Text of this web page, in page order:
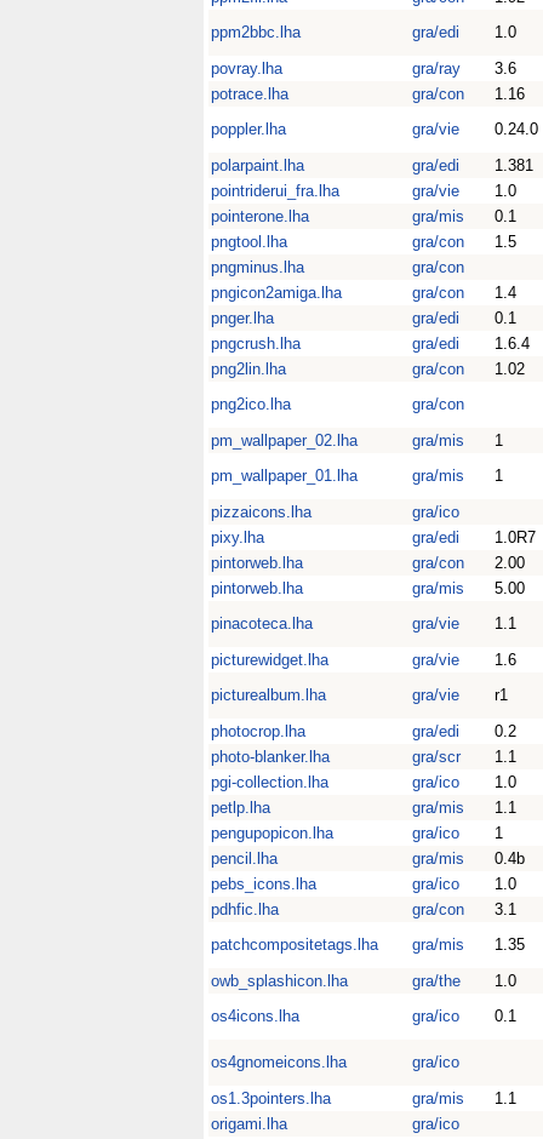
ppm2bbc.lha
gra/edi
1.0
povray.lha
gra/ray
3.6
potrace.lha
gra/con
1.16
poppler.lha
gra/vie
0.24.0
polarpaint.lha
gra/edi
1.381
pointriderui_fra.lha
gra/vie
1.0
pointerone.lha
gra/mis
0.1
pngtool.lha
gra/con
1.5
pngminus.lha
gra/con
pngicon2amiga.lha
gra/con
1.4
pnger.lha
gra/edi
0.1
pngcrush.lha
gra/edi
1.6.4
png2lin.lha
gra/con
1.02
png2ico.lha
gra/con
pm_wallpaper_02.lha
gra/mis
1
pm_wallpaper_01.lha
gra/mis
1
pizzaicons.lha
gra/ico
pixy.lha
gra/edi
1.0R7
pintorweb.lha
gra/con
2.00
pintorweb.lha
gra/mis
5.00
pinacoteca.lha
gra/vie
1.1
picturewidget.lha
gra/vie
1.6
picturealbum.lha
gra/vie
r1
photocrop.lha
gra/edi
0.2
photo-blanker.lha
gra/scr
1.1
pgi-collection.lha
gra/ico
1.0
petlp.lha
gra/mis
1.1
pengupopicon.lha
gra/ico
1
pencil.lha
gra/mis
0.4b
pebs_icons.lha
gra/ico
1.0
pdhfic.lha
gra/con
3.1
patchcompositetags.lha
gra/mis
1.35
owb_splashicon.lha
gra/the
1.0
os4icons.lha
gra/ico 0.1
os4gnomeicons.lha
gra/ico
os1.3pointers.lha
gra/mis
1.1
origami.lha
gra/ico